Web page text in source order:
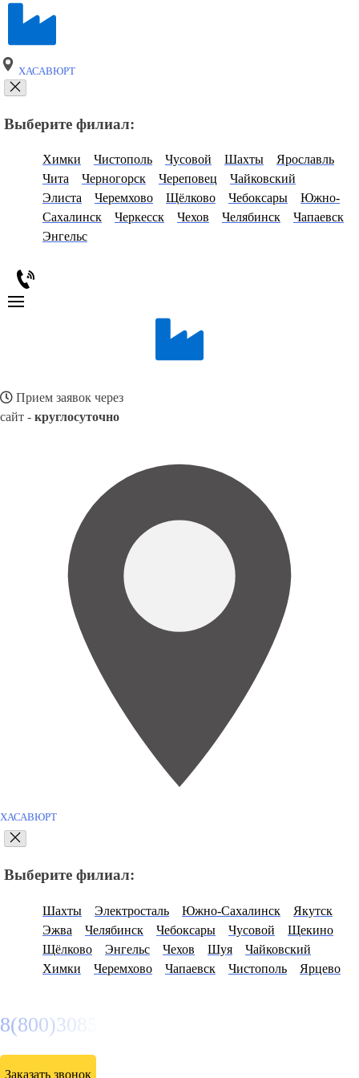
ХАСАВЮРТ
Выберите филиал:
Химки Чистополь Чусовой Шахты
Ярославль
Чита
Черногорск Череповец
Чайковский
Элиста
Черемхово Щёлково Чебоксары
Южно-
Сахалинск
Черкесск Чехов Челябинск
Чапаевск
Энгельс
Прием заявок через
сайт - круглосуточно
ХАСАВЮРТ
Выберите филиал:
Шахты Электросталь Южно-Сахалинск
Якутск
Эжва
Челябинск Чебоксары Чусовой
Щекино
Щёлково
Энгельс Чехов Шуя
Чайковский
Химки
Черемхово Чапаевск Чистополь Ярцево
8(800)3085303
Заказать звонок